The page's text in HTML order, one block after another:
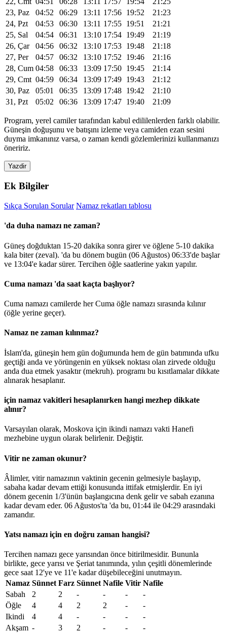
23, Paz
04:52 06:29 13:11 17:56 19:52
21:23
24, Pzt
04:53 06:30 13:11 17:55 19:51
21:21
25, Sal
04:54 06:31 13:10 17:54 19:49
21:19
26, Çar
04:56 06:32 13:10 17:53 19:48
21:18
27, Per
04:57 06:32 13:10 17:52 19:46
21:16
28, Cum 04:58 06:33 13:09 17:50 19:45
21:14
29, Cmt 04:59 06:34 13:09 17:49 19:43
21:12
30, Paz
05:01 06:35 13:09 17:48 19:42
21:10
31, Pzt
05:02 06:36 13:09 17:47 19:40 21:09
Program, yerel camiler tarafından kabul edililenlerden farklı olabilir.
Güneşin doğuşunu ve batışını izleme veya camiden ezan sesini
duyma imkanınız varsa, o zaman kendi gözlemlerinizi kullanmanızı
öneririz.
Yazdir
Ek Bilgiler
Sıkça Sorulan Sorular Namaz rekatları tablosu
'da duha namazı ne zaman?
Güneş doğduktan 15-20 dakika sonra girer ve öğlene 5-10 dakika
kala biter (zeval). 'da bu dönem bugün (06 Ağustos) 06:33'de başlar
ve 13:04'e kadar sürer. Tercihen öğle saatlerine yakın yapılır.
Cuma namazı 'da saat kaçta başlıyor?
Cuma namazı camilerde her Cuma öğle namazı sırasında kılınır
(öğle yerine geçer).
Namaz ne zaman kılınmaz?
İslam'da, güneşin hem gün doğumunda hem de gün batımında ufku
geçtiği anda ve yörüngenin en yüksek noktası olan zirvede olduğu
anda dua etmek yasaktır (mekruh). programı bu kısıtlamalar dikkate
alınarak hesaplanır.
için namaz vakitleri hesaplanırken hangi mezhep dikkate
alınır?
Varsayılan olarak, Moskova için ikindi namazı vakti Hanefi
mezhebine uygun olarak belirlenir. Değiştir.
Vitir ne zaman okunur?
Âlimler, vitir namazının vaktinin gecenin gelmesiyle başlayıp,
sabaha kadar devam ettiği konusunda ittifak etmişlerdir. En iyi
dönem gecenin 1/3'ünün başlangıcına denk gelir ve sabah ezanına
kadar devam eder. 06 Ağustos'ta 'da bu, 01:44 ile 04:29 arasındaki
zamandır.
Yatsı namazı için en doğru zaman hangisi?
Tercihen namazı gece yarısından önce bitirilmesidir. Bununla
birlikte, gece yarısı ve Şeriat tanımında, yılın çeşitli dönemlerinde
gece saat 12'ye ve 11'e kadar düşebileceğini unutmayın.
Namaz Sünnet Farz Sünnet Nafile Vitir Nafile
Sabah
2 2 - - -
-
Öğle
4 4 2 2 -
-
Ikindi
4 4 - - -
-
Akşam - 3 2 - -
-